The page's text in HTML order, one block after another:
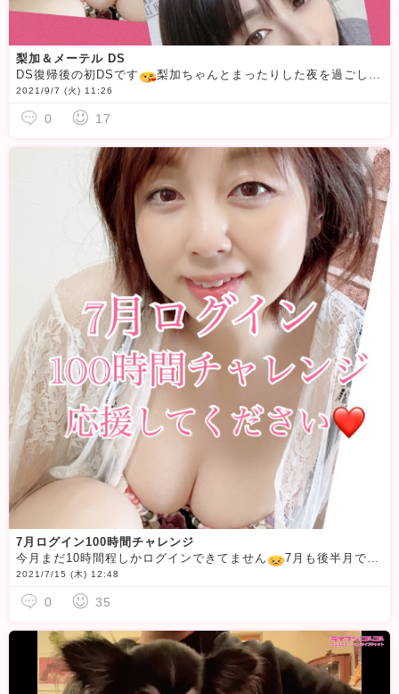
梨加＆メーテル DS
DS復帰後の初DSです
梨加ちゃんとまったりした夜を過ごしたいと思います
2021/9/7 (火) 11:26
0 17
7月ログイン100時間チャレンジ
今月まだ10時間程しかログインできてません
7月も後半月ですがログイン100時間チャレンジするので応援してください
2021/7/15 (木) 12:48
0 35